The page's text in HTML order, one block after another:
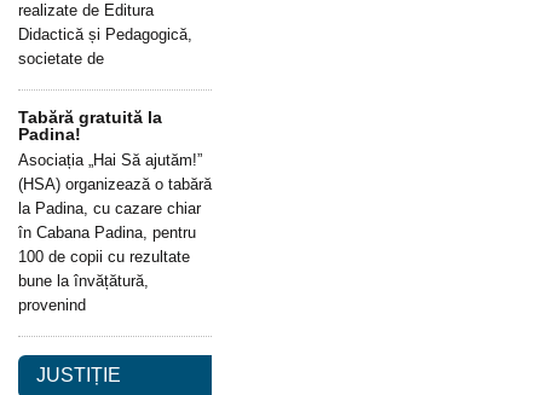
realizate de Editura
Didactică și Pedagogică,
societate de
Tabără gratuită la
Padina!
Asociația „Hai Să ajutăm!”
(HSA) organizează o tabără
la Padina, cu cazare chiar
în Cabana Padina, pentru
100 de copii cu rezultate
bune la învățătură,
provenind
JUSTIȚIE